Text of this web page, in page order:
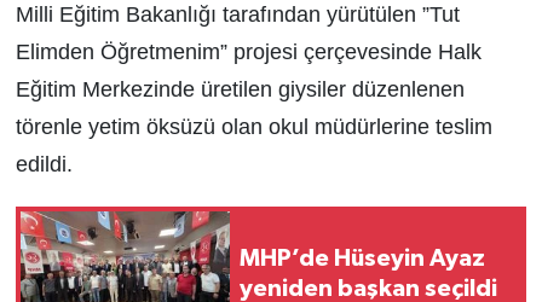
Milli Eğitim Bakanlığı tarafından yürütülen ”Tut
Elimden Öğretmenim” projesi çerçevesinde Halk
Eğitim Merkezinde üretilen giysiler düzenlenen
törenle yetim öksüzü olan okul müdürlerine teslim
edildi.
MHP’de Hüseyin Ayaz
yeniden başkan seçildi